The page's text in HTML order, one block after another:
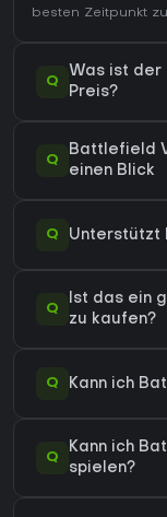
besten Zeitpunkt
Q
Was ist
Preis?
Q
Battlefield
einen Blick
Q Unterstützt
Q
Ist das ein
zu kaufen?
Q Kann ich
Q
Kann ich
spielen?